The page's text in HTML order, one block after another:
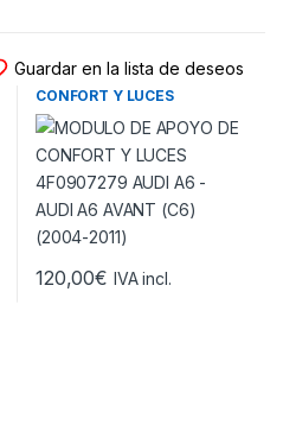
Guardar en la lista de deseos
MODULO DE APOYO DE
CONFORT Y LUCES
4F0907279 AUDI A6 – AUDI
A6 AVANT (C6) (2004-2011)
120,00€ IVA incl.